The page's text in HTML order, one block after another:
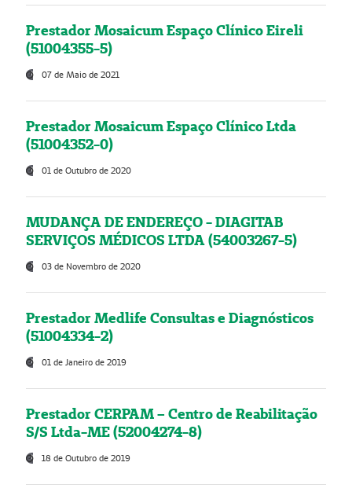
Prestador Mosaicum Espaço Clínico Eireli
(51004355-5)
07 de Maio de 2021
Prestador Mosaicum Espaço Clínico Ltda
(51004352-0)
01 de Outubro de 2020
MUDANÇA DE ENDEREÇO - DIAGITAB
SERVIÇOS MÉDICOS LTDA (54003267-5)
03 de Novembro de 2020
Prestador Medlife Consultas e Diagnósticos
(51004334-2)
01 de Janeiro de 2019
Prestador CERPAM – Centro de Reabilitação
S/S Ltda-ME (52004274-8)
18 de Outubro de 2019